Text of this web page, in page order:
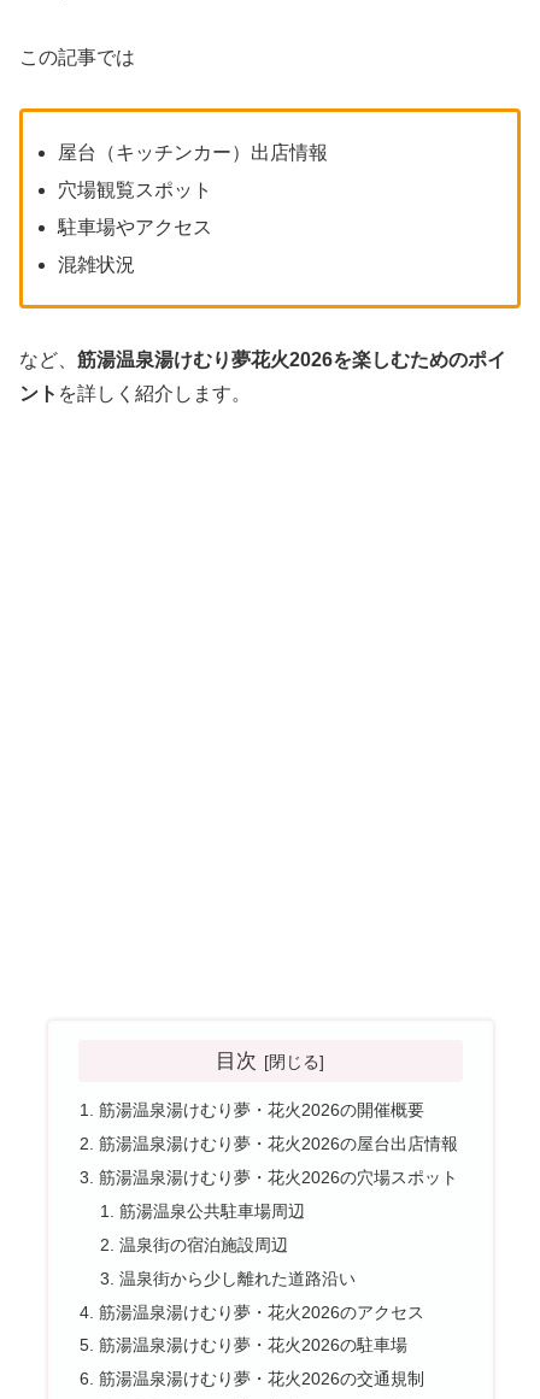
この記事では
屋台（キッチンカー）出店情報
穴場観覧スポット
駐車場やアクセス
混雑状況
など、 筋湯温泉湯けむり夢花火2026を楽しむためのポイ
ント を詳しく紹介します。
目次
筋湯温泉湯けむり夢・花火2026の開催概要
筋湯温泉湯けむり夢・花火2026の屋台出店情報
筋湯温泉湯けむり夢・花火2026の穴場スポット
筋湯温泉公共駐車場周辺
温泉街の宿泊施設周辺
温泉街から少し離れた道路沿い
筋湯温泉湯けむり夢・花火2026のアクセス
筋湯温泉湯けむり夢・花火2026の駐車場
筋湯温泉湯けむり夢・花火2026の交通規制